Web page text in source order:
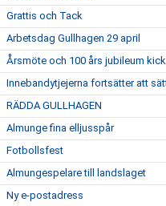
Grattis och Tack
Arbetsdag Gullhagen 29 april
Årsmöte och 100 års jubileum
Innebandytjejerna fortsätter att
RÄDDA GULLHAGEN
Almunge fina elljusspår
Fotbollsfest
Almungespelare till landslaget
Ny e-postadress